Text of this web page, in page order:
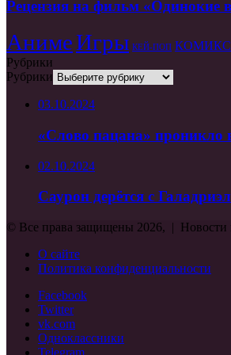
Рецензия на фильм «Одинокие
АнимеИгры КЕЙ-ПОП
Рубрики
Рубрики
03.10.2024
«Слово пацана» проникло
02.10.2024
Саурон дерётся с
© Все права защищены 2026, | Новости
О сайте
Политика конфиденциальности
Facebook
Twitter
vk.com
Одноклассники
Telegram